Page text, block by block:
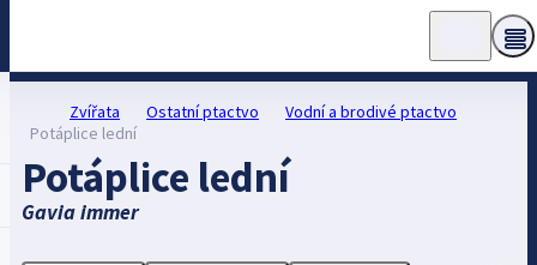
Zvířata Ostatní ptactvo
Vodní a brodivé ptactvo
Potáplice lední
Potáplice lední
Gavia immer